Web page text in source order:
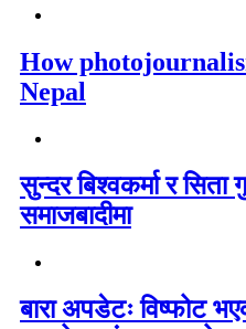
How
Nepal
सुन्दर बिश्वकर्मा र
समाजबादीमा
बारा अपडेटः विष्फोट